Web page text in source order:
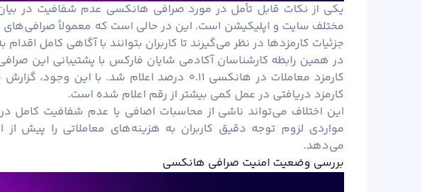
یکی از نکات قابل تأمل در مورد صرافی هانکسی عدم شفافیت در
مختلف سایت و اپلیکیشن است. این در حالی است که معمولاً صرافی‌های
جزئیات کارمزدها در نظر می‌گیرند تا کاربران بتوانند با آگاهی کامل اقدام
در همین رابطه کارشناسانآکادمی شایان فارکس با پشتیبانی این
کارمزد معاملات در هانکسی ۰.۱۱ درصد اعلام شد. با
کارمزد دریافتی در عمل کمی بیشتر از رقم اعلام شده است.
این اختلاف می‌تواند ناشی از محاسبات اضافی یا عدم شفافیت کامل
مواردی لزوم توجه دقیق کاربران به هزینه‌های معاملاتی را پیش
می‌دهد.
بررسی وضعیت امنیت صرافی هانکسی